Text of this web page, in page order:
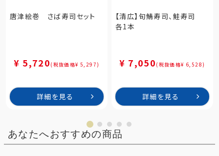
唐津絵巻 さば寿司セット
¥ 5,720 (税抜価格¥ 5,297)
詳細を見る
【清広】旬鯖寿司、鮭寿司
各1本
¥ 7,050 (税抜価格¥ 6,528)
詳細を見る
あなたへおすすめの商品